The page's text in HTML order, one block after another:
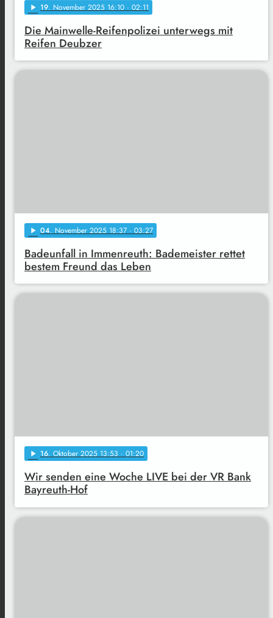
play_arrow 19. November 2025 16:10 · 02:11
Die Mainwelle-Reifenpolizei unterwegs mit
Reifen Deubzer
play_arrow 04. November 2025 18:37 · 03:27
Badeunfall in Immenreuth: Bademeister rettet
bestem Freund das Leben
play_arrow 16. Oktober 2025 13:53 · 01:20
Wir senden eine Woche LIVE bei der VR Bank
Bayreuth-Hof